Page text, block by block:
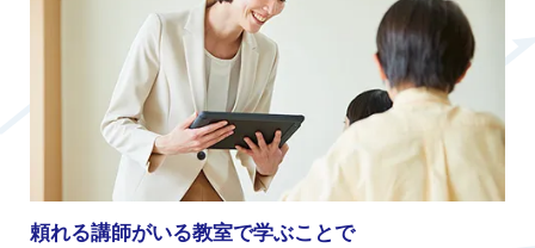
頼れる講師がいる教室で学ぶことで